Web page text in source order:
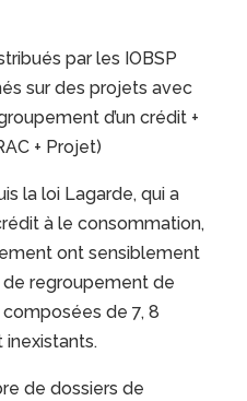
par les IOBSP
sur des projets avec
d’un crédit +
+ Projet)
la loi Lagarde, qui a
à le consommation,
ont sensiblement
regroupement de
de 7, 8
de dossiers de